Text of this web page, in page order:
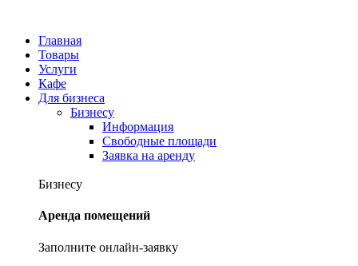
Главная
Товары
Услуги
Кафе
Для бизнеса
Бизнесу
Информация
Свободные площади
Заявка на аренду
Бизнесу
Аренда помещений
Заполните онлайн-заявку